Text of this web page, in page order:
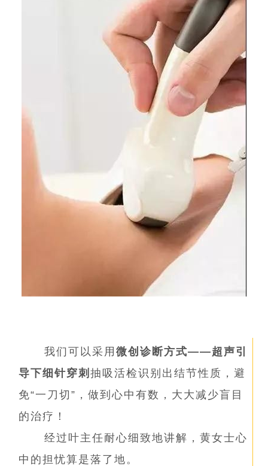
我们可以采用 微创诊断方式——超声引
导下细针穿刺 抽吸活检识别出结节性质，避
免“一刀切”，做到心中有数，大大减少盲目
的治疗！
经过叶主任耐心细致地讲解，黄女士心
中的担忧算是落了地。